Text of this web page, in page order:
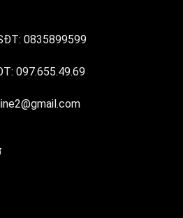
0835899599
097.655.49.69